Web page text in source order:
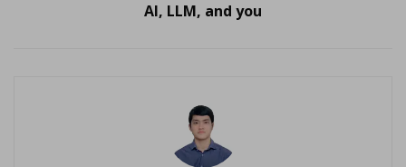
AI, LLM, and you